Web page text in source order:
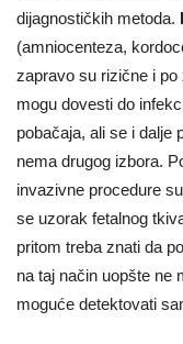
dijagnostičkih metoda.
(amniocenteza,
zapravo su rizične i
mogu dovesti do
pobačaja, ali se i dalje
nema drugog izbora.
invazivne procedure
se uzorak fetalnog
pritom treba znati da
na taj način uopšte ne
moguće detektovati